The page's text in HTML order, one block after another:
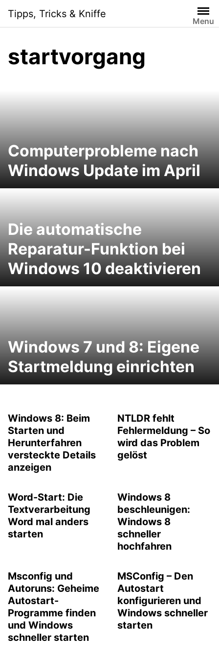
content
Tipps, Tricks & Kniffe
Menu
startvorgang
Computerprobleme nach
Windows Update im April
Die automatische
Reparatur-Funktion bei
Windows 10 deaktivieren
Windows 7 und 8: Eigene
Startmeldung einrichten
Windows 8: Beim
Starten und
Herunterfahren
versteckte Details
anzeigen
NTLDR fehlt
Fehlermeldung – So
wird das Problem
gelöst
Word-Start: Die
Textverarbeitung
Word mal anders
starten
Windows 8
beschleunigen:
Windows 8
schneller
hochfahren
Msconfig und
Autoruns: Geheime
Autostart-
Programme finden
und Windows
schneller starten
MSConfig – Den
Autostart
konfigurieren und
Windows schneller
starten